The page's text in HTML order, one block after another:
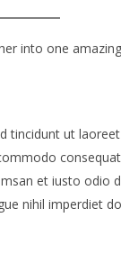
into one
ut
et iusto odio
nihil imperdiet